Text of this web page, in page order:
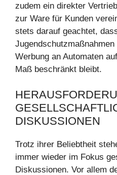
zudem ein direkter
zur Ware für Kunden
stets darauf geachtet,
Werbung an Automaten
Maß beschränkt bleibt.
DISKUSSIONEN
Trotz ihrer Beliebtheit
immer wieder im Fokus
Diskussionen. Vor allem